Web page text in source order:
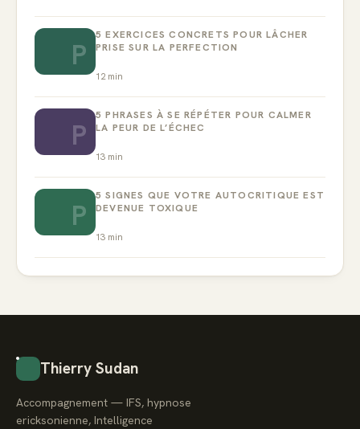
P
5 EXERCICES CONCRETS POUR LÂCHER
PRISE SUR LA PERFECTION
12min
P
5 PHRASES À SE RÉPÉTER POUR CALMER
LA PEUR DE L’ÉCHEC
13 min
P
5 SIGNES QUE VOTRE AUTOCRITIQUE EST
DEVENUE TOXIQUE
13 min
Thierry Sudan
Accompagnement — IFS, hypnose
ericksonienne, Intelligence